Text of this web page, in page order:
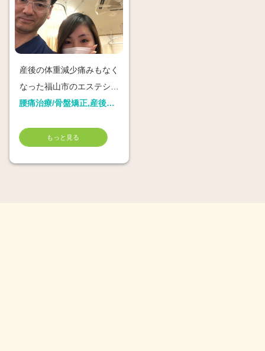
産後の体重減少痛みもなく
なった福山市のエステシャ
ン
腰痛治療/骨盤矯正,産後骨盤矯正
もっと見る